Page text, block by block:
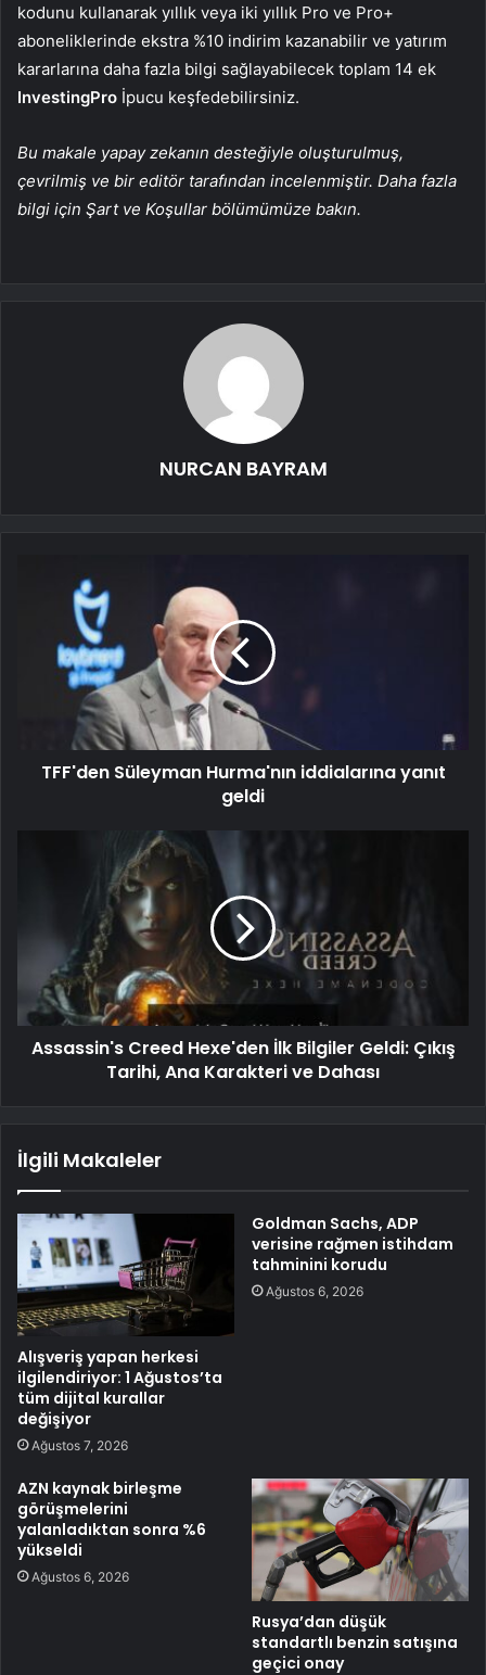
kodunu kullanarak yıllık veya iki yıllık Pro ve Pro+
aboneliklerinde ekstra %10 indirim kazanabilir ve yatırım
kararlarına daha fazla bilgi sağlayabilecek toplam 14 ek
InvestingPro İpucu keşfedebilirsiniz.
Bu makale yapay zekanın desteğiyle oluşturulmuş,
çevrilmiş ve bir editör tarafından incelenmiştir. Daha fazla
bilgi için Şart ve Koşullar bölümümüze bakın.
NURCAN BAYRAM
TFF'den Süleyman Hurma'nın iddialarına yanıt
geldi
Assassin's Creed Hexe'den İlk Bilgiler Geldi: Çıkış
Tarihi, Ana Karakteri ve Dahası
İlgili Makaleler
Alışveriş yapan herkesi
ilgilendiriyor: 1 Ağustos’ta
tüm dijital kurallar
değişiyor
Ağustos 7, 2026
Goldman Sachs, ADP
verisine rağmen istihdam
tahminini korudu
Ağustos 6, 2026
AZN kaynak birleşme
görüşmelerini
yalanladıktan sonra %6
yükseldi
Ağustos 6, 2026
Rusya’dan düşük
standartlı benzin satışına
geçici onay